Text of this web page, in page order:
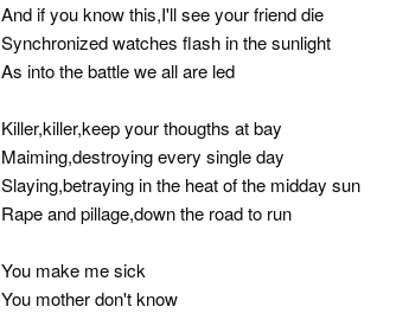
And if you know this,I'll see your friend die
Synchronized watches flash in the sunlight
As into the battle we all are led
Killer,killer,keep your thougths at bay
Maiming,destroying every single day
Slaying,betraying in the heat of the midday sun
Rape and pillage,down the road to run
You make me sick
You mother don't know